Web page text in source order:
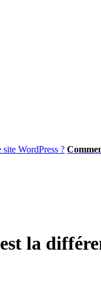
WordPress ?
la